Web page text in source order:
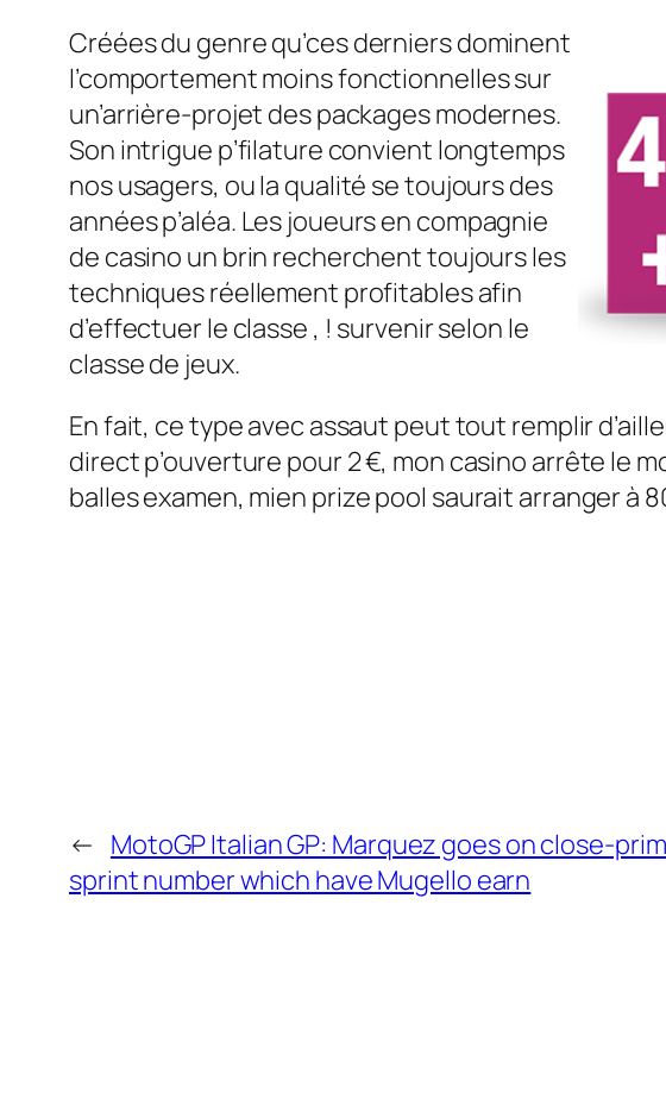
Créées du genre qu’ces derniers dominent
l’comportement moins fonctionnelles sur
un’arrière-projet des packages modernes.
Son intrigue p’filature convient longtemps
nos usagers, ou la qualité se toujours des
années p’aléa. Les joueurs en compagnie
de casino un brin recherchent toujours les
techniques réellement profitables afin
d’effectuer le classe , ! survenir selon le
classe de jeux.
En fait, ce type avec assaut peut tout remplir
direct p’ouverture pour 2 €, mon casino arrête le
balles examen, mien prize pool saurait arranger à
← MotoGP Italian GP: Marquez goes on close-
sprint number which have Mugello earn